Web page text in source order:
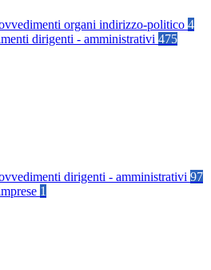
organi indirizzo-politico 4
dirigenti - amministrativi 475
dirigenti - amministrativi 97
1